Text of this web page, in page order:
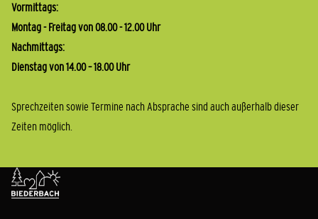
Vormittags:
Montag - Freitag von 08.00 - 12.00 Uhr
Nachmittags:
Dienstag von 14.00 – 18.00 Uhr
Sprechzeiten sowie Termine nach Absprache sind auch außerhalb dieser
Zeiten möglich.